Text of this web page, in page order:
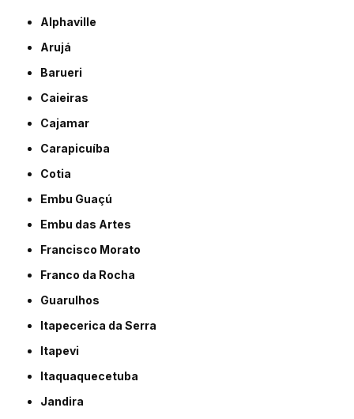
Alphaville
Arujá
Barueri
Caieiras
Cajamar
Carapicuíba
Cotia
Embu Guaçú
Embu das Artes
Francisco Morato
Franco da Rocha
Guarulhos
Itapecerica da Serra
Itapevi
Itaquaquecetuba
Jandira